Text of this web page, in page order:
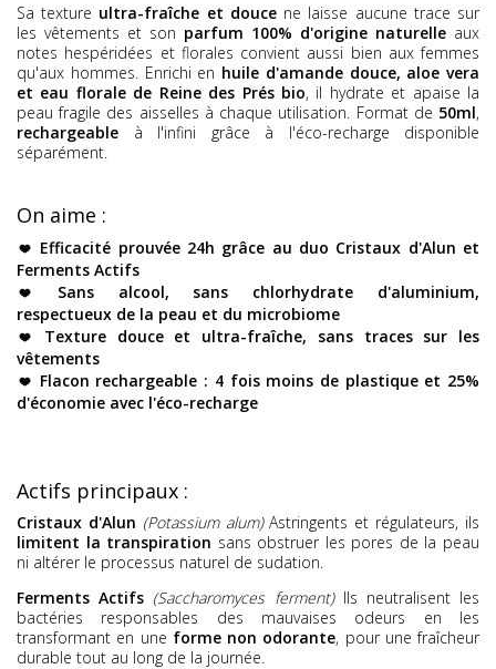
Sa texture ultra-fraîche et doucene laisse aucune trace sur
les vêtements et son parfum 100% d'origine naturelle aux
notes hespéridées et florales convient aussi bien aux femmes
qu'aux hommes. Enrichi en huile d'amande douce, aloe vera
et eau florale de Reine des Prés bio, il hydrate et apaise la
peau fragile des aisselles à chaque utilisation. Format de 50ml,
rechargeable à l'infini grâce à l'éco-recharge disponible
séparément.
On aime :
Efficacité prouvée 24h grâce au duo Cristaux d'Alun et
Ferments Actifs
Sans alcool, sans chlorhydrate d'aluminium,
respectueux de la peau et du microbiome
Texture douce et ultra-fraîche, sans traces sur les
vêtements
Flacon rechargeable : 4 fois moins de plastique et 25%
d'économie avec l'éco-recharge
Actifs principaux :
Cristaux d'Alun (Potassium alum)Astringents et régulateurs, ils
limitent la transpiration sans obstruer les pores de la peau
ni altérer le processus naturel de sudation.
Ferments Actifs (Saccharomyces ferment)Ils neutralisent les
bactéries responsables des mauvaises odeurs en les
transformant en une forme non odorante, pour une fraîcheur
durable tout au long de la journée.